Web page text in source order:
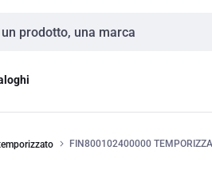
FIN800102400000